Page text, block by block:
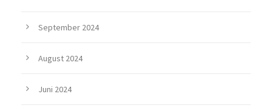
September 2024
August 2024
Juni 2024